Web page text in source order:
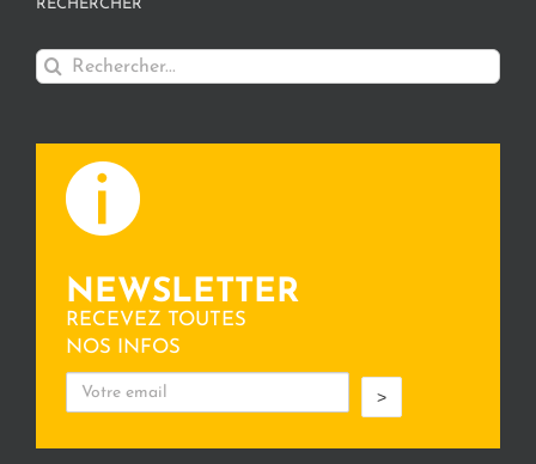
RECHERCHER
Rechercher:
NEWSLETTER
RECEVEZ TOUTES
NOS INFOS
>